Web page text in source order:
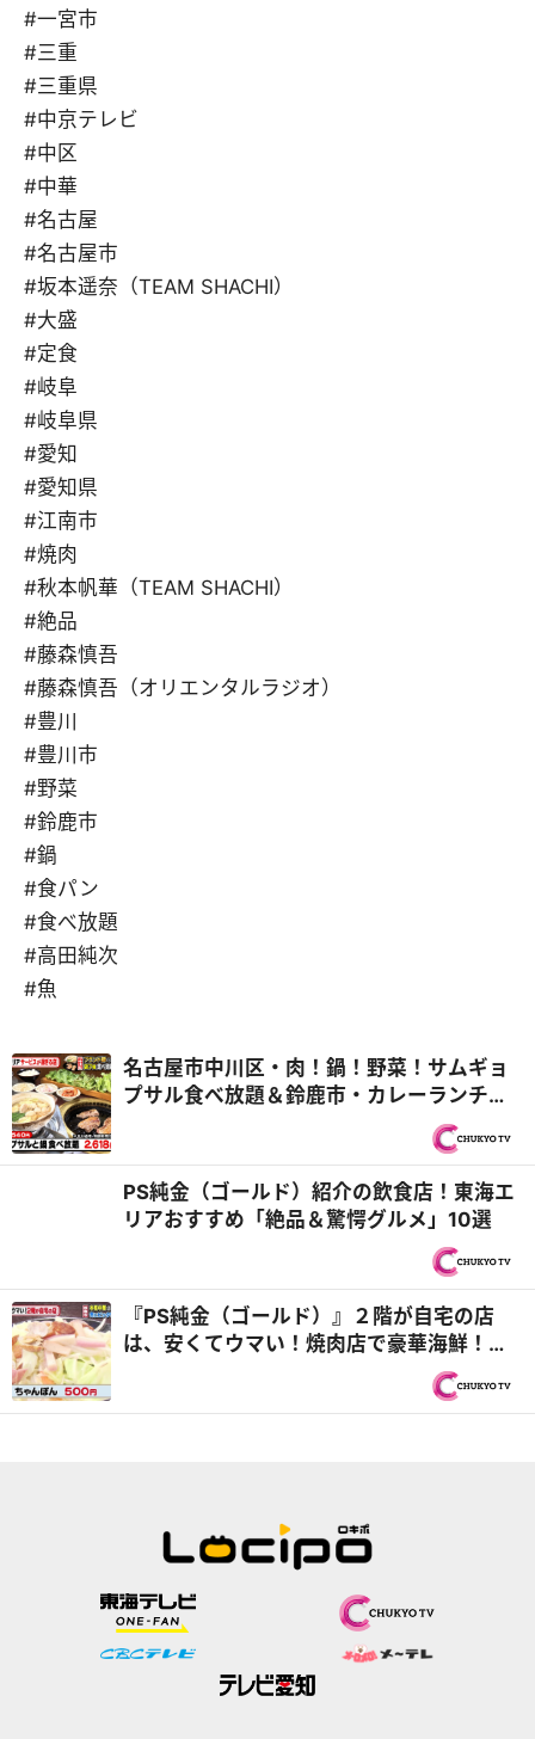
#一宮市
#三重
#三重県
#中京テレビ
#中区
#中華
#名古屋
#名古屋市
#坂本遥奈（TEAM SHACHI）
#大盛
#定食
#岐阜
#岐阜県
#愛知
#愛知県
#江南市
#焼肉
#秋本帆華（TEAM SHACHI）
#絶品
#藤森慎吾
#藤森慎吾（オリエンタルラジオ）
#豊川
#豊川市
#野菜
#鈴鹿市
#鍋
#食パン
#食べ放題
#高田純次
#魚
名古屋市中川区・肉！鍋！野菜！サムギョ
プサル食べ放題＆鈴鹿市・カレーランチ注
文でスイーツビュッフェ20種をサービス！
PS純金（ゴールド）紹介の飲食店！東海エ
リアおすすめ「絶品＆驚愕グルメ」10選
『PS純金（ゴールド）』２階が自宅の店
は、安くてウマい！焼肉店で豪華海鮮！？